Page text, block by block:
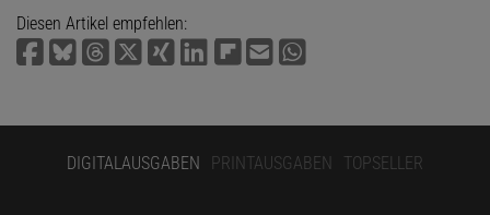
Diesen Artikel empfehlen:
DIGITALAUSGABEN PRINTAUSGABEN TOPSELLER